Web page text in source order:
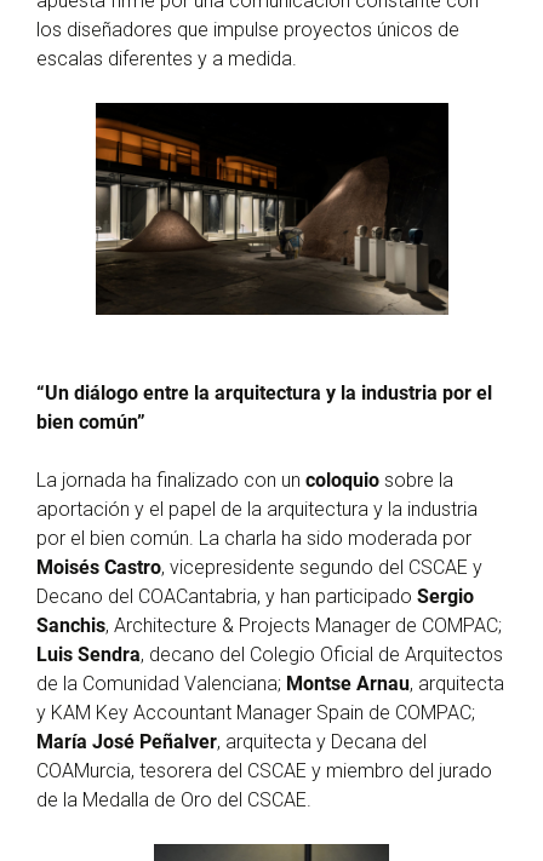
los diseñadores que impulse proyectos únicos de
escalas diferentes y a medida.
“Un diálogo entre la arquitectura y la industria por el
bien común”
La jornada ha finalizado con un coloquio sobre la
aportación y el papel de la arquitectura y la industria
por el bien común. La charla ha sido moderada por
Moisés Castro, vicepresidente segundo del CSCAE y
Decano del COACantabria, y han participado Sergio
Sanchis, Architecture & Projects Manager de COMPAC;
Luis Sendra, decano del Colegio Oficial de Arquitectos
de la Comunidad Valenciana; Montse Arnau, arquitecta
y KAM Key Accountant Manager Spain de COMPAC;
María José Peñalver, arquitecta y Decana del
COAMurcia, tesorera del CSCAE y miembro del jurado
de la Medalla de Oro del CSCAE.